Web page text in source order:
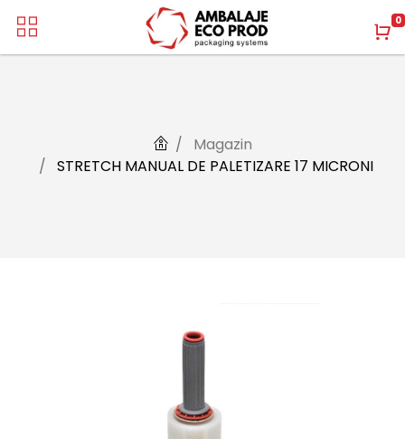
0
Magazin
STRETCH MANUAL DE PALETIZARE 17 MICRONI